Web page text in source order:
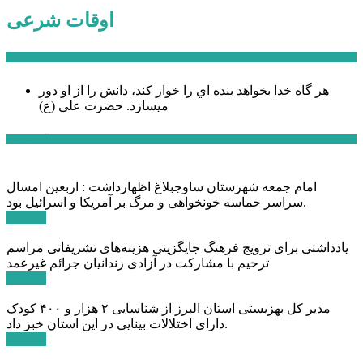
اوقات شرعی
هر گاه خدا بخواهد بنده اي را خوار كند، دانش را از او دور
میسازد. حضرت علی (ع)
امام جمعه شهرستان ساوجبلاغ اظهارداشت : اربعین امسال
سراسر حماسه خونخواهی و مرگ بر آمریکا و اسرائیل بود.
یادداشتی برای ترویج فرهنگ جایگزینی هزینه‌های تشریفاتی مراسم
ترحیم با مشارکت در آزادی زندانیان جرائم غیرعمد
مدیر کل بهزیستی استان البرز از شناسایی ۲ هزار و ۴۰۰ کودک
دارای اختلالات بینایی در این استان خبر داد.